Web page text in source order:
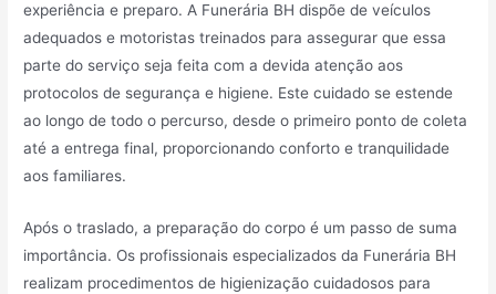
experiência e preparo. A Funerária BH dispõe de veículos
adequados e motoristas treinados para assegurar que essa
parte do serviço seja feita com a devida atenção aos
protocolos de segurança e higiene. Este cuidado se estende
ao longo de todo o percurso, desde o primeiro ponto de coleta
até a entrega final, proporcionando conforto e tranquilidade
aos familiares.
Após o traslado, a preparação do corpo é um passo de suma
importância. Os profissionais especializados da Funerária BH
realizam procedimentos de higienização cuidadosos para